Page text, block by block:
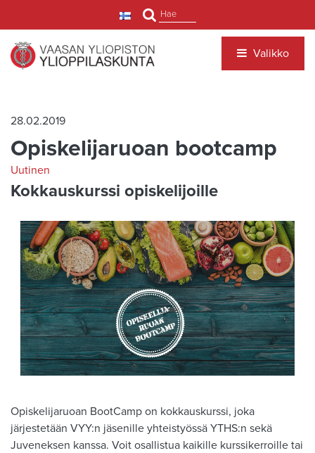
Hae
Valikko
28.02.2019
Opiskelijaruoan bootcamp
Uutinen
Kokkauskurssi opiskelijoille
Opiskelijaruoan BootCamp on kokkauskurssi, joka
järjestetään VYY:n jäsenille yhteistyössä YTHS:n sekä
Juveneksen kanssa. Voit osallistua kaikille kurssikerroille tai